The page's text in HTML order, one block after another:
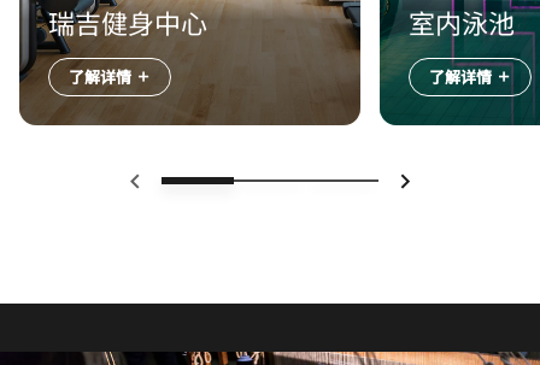
瑞吉健身中心
了解详情
室内泳池
了解详情
上一页 下一页